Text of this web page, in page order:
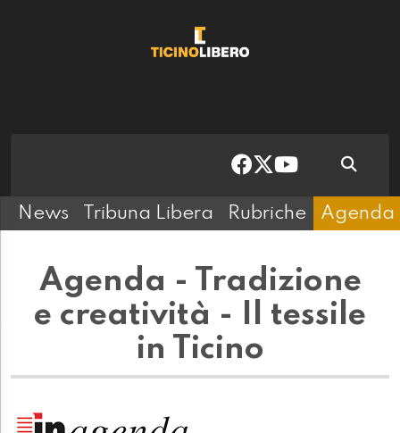
News Tribuna Libera Rubriche Agenda
Agenda - Tradizione
e creatività - Il tessile
in Ticino